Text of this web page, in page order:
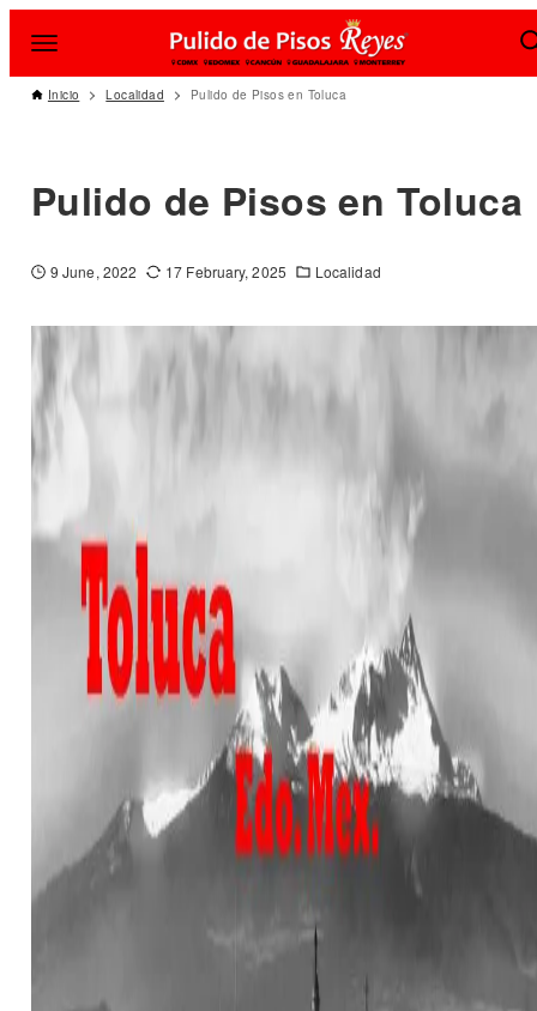
Inicio Localidad Pulido de Pisos en Toluca
Pulido de Pisos en Toluca
9 June, 2022 17 February, 2025 Localidad